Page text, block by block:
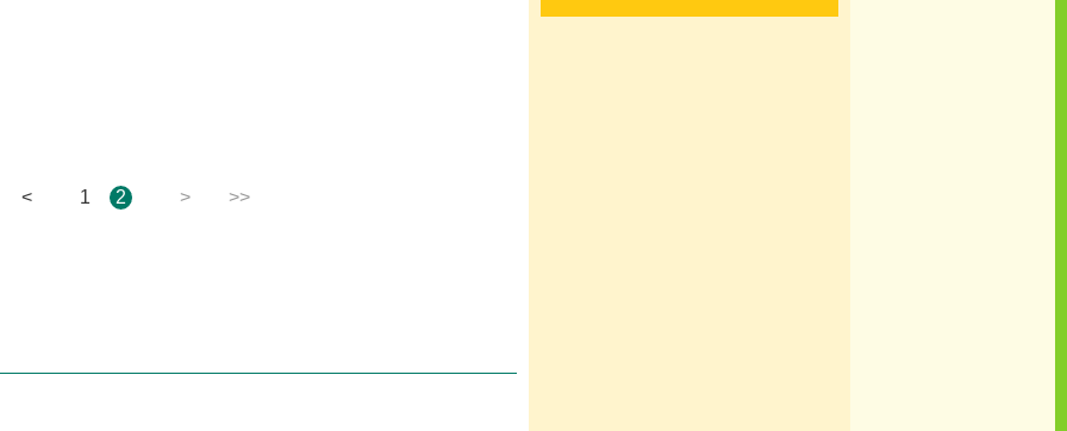
< 1 2 > >>